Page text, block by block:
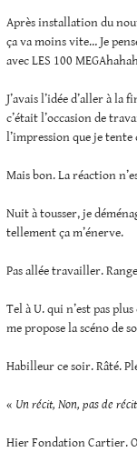
Après installation du
ça va moins vite… Je
avec LES 100
J’avais l’idée d’aller à
c’était l’occasion de
l’impression que je tente
Mais bon. La réaction
Nuit à tousser, je
tellement ça m’énerve.
Pas allée travailler.
Tel à U. qui n’est pas
me propose la scéno de
Habilleur ce soir. Râté.
« Un récit, Non, pas de
Hier Fondation Cartier.